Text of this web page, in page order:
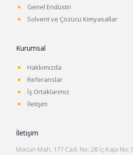
Genel Endüstri
Solvent ve Çözücü Kimyasallar
Kurumsal
Hakkımızda
Referanslar
İş Ortaklarımız
İletişim
İletişim
Macun Mah. 177 Cad. No: 28 İç Kapı No: